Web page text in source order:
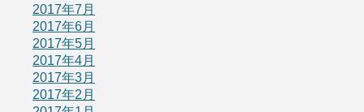
2017年7月
2017年6月
2017年5月
2017年4月
2017年3月
2017年2月